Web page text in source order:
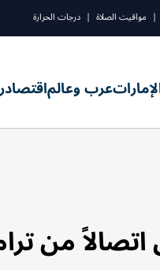
| مواقيت الصلاة | درجات الحرارة
عرب وعالماقتصاد
اتصالاً من